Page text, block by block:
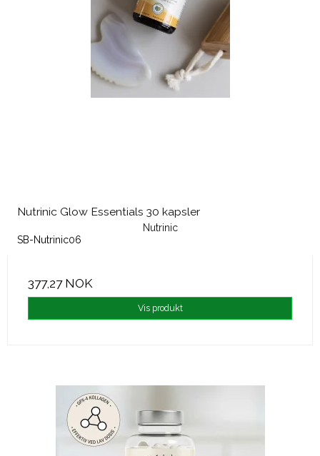
Nutrinic Glow Essentials 30 kapsler
Nutrinic
SB-Nutrinic06
377,27 NOK
Vis produkt